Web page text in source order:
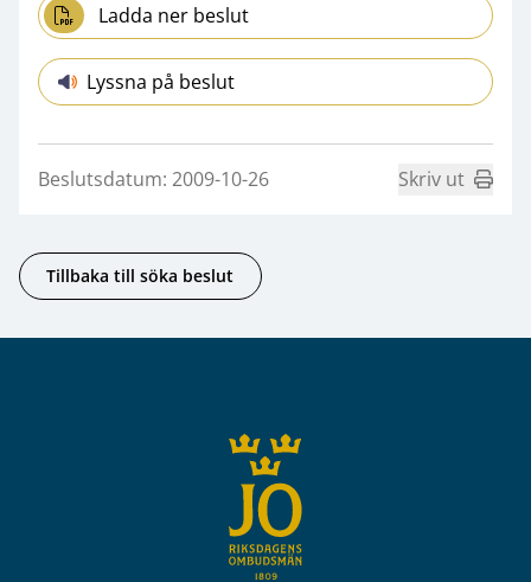
Ladda ner beslut
Lyssna på beslut
Beslutsdatum: 2009-10-26 Skriv ut
Tillbaka till söka beslut